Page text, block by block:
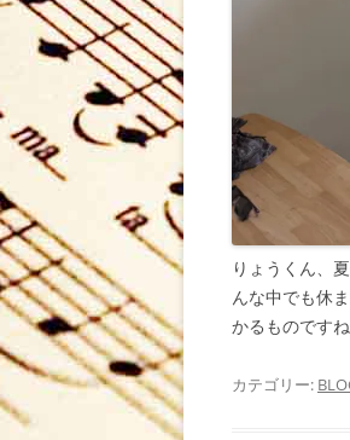
りょうくん、
んな中でも休
かるものです
カテゴリー: